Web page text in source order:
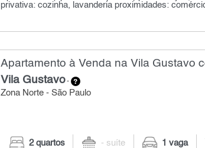
privativa: cozinha, lavanderia proximidades:
Apartamento à Venda na Vila Gustavo
Vila Gustavo-
Zona Norte - São Paulo
2 quartos - suíte 1 vaga